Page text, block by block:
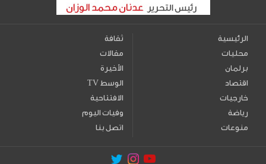
الرئيسية
محليات
برلمان
اقتصاد
خارجيات
رياضة
منوعات
ثقافة
مقالات
الأخيرة
TV الوسط
الافتتاحية
وفيات اليوم
اتصل بنا